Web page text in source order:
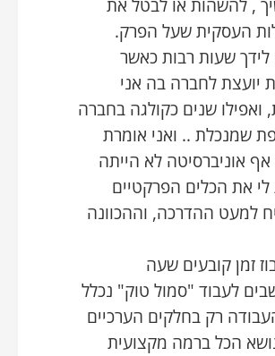
, להשהות או לבטל את
העסקית שעל הפרק.
לידך שעות רבות כאשר
יועצת לחברה בה אני
ואפילו שנים כקולגה בחברה
שמנכלת .. ואני אומרת
אף אוניברסיטה לא הייתה
לי את הכלים הפרקטיים
למעט ההדרכה, וההכוונה
זמן קובעים שעה
לעבוד "סמול טוק" נכלל
רק בחלקים הערכיים
הכל ברמה מקצועית